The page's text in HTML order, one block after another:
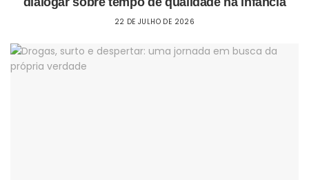
22 DE JULHO DE 2026